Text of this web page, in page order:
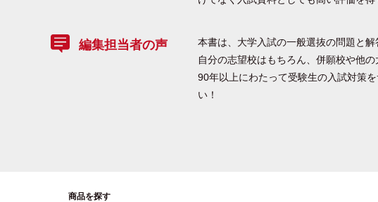
編集担当者の声
本書は、大学入試の一般選抜の問題と
自分の志望校はもちろん、併願校や他
90年以上にわたって受験生の入試対策
い！
商品を探す